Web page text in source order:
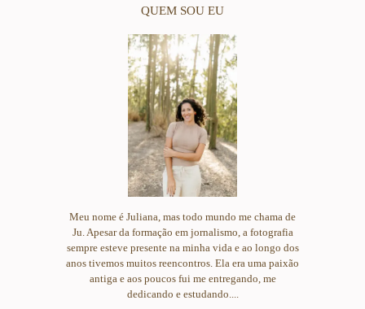
QUEM SOU EU
Meu nome é Juliana, mas todo mundo me chama de
Ju. Apesar da formação em jornalismo, a fotografia
sempre esteve presente na minha vida e ao longo dos
anos tivemos muitos reencontros. Ela era uma paixão
antiga e aos poucos fui me entregando, me
dedicando e estudando....